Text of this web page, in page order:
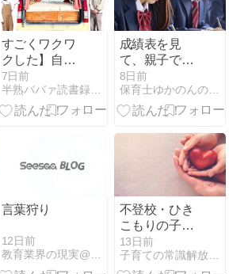
すごくワクワ
クした】自作
DIYで1200日
の車中泊 軽バ
ン生活 自分好
える究極の自
フ
7日前
半熟ババァ読書録 -本と勉強と時々映画-
成績表を見
て、親子で決
断した夏
8日前
保育士ゆかのんの子育てブログ
言葉狩り
12日前
教育業界の現実@埼玉
不登校・ひき
こもりの子が
笑顔を取り戻
すきっかけは
13日前
子育ての常識解放ブログ〜発達障害や不登校の子育てを応援〜